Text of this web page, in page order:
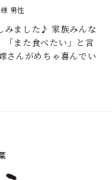
男性
みました♪ 家族みんな
「また食べたい」と言
さんがめちゃ喜んでい